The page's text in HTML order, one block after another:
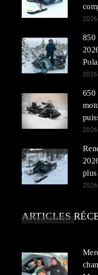
850
650
ARTICLES